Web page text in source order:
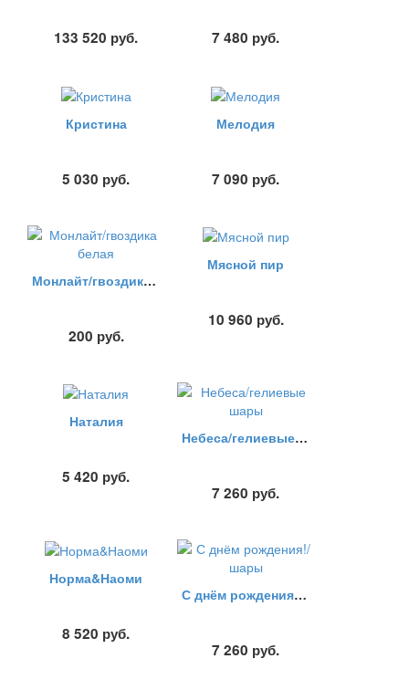
133 520 руб. 7 480 руб.
Кристина
5 030 руб.
Мелодия
7 090 руб.
Монлайт/гвоздика белая
200 руб.
Мясной пир
10 960 руб.
Наталия
5 420 руб.
Небеса/гелиевые шары
7 260 руб.
Норма&Наоми
8 520 руб.
С днём рождения!/шары
7 260 руб.